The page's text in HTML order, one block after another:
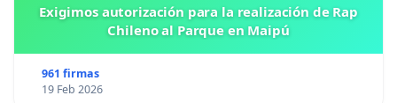
Exigimos autorización para la realización de Rap
Chileno al Parque en Maipú
961 firmas
19 Feb 2026